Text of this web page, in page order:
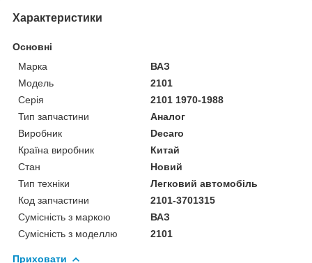
Характеристики
Основні
Марка
ВАЗ
Модель
2101
Серія
2101 1970-1988
Тип запчастини
Аналог
Виробник
Decaro
Країна виробник
Китай
Стан
Новий
Тип техніки
Легковий автомобіль
Код запчастини
2101-3701315
Сумісність з маркою
ВАЗ
Сумісність з моделлю
2101
Приховати